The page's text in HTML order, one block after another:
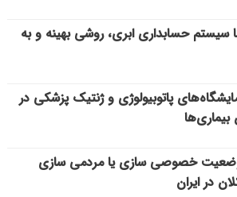
سیستم حسابداری ابری، روشی بهینه و به
پاتوبیولوژی و ژنتیک پزشکی در
خصوصی سازی یا مردمی سازی
در ایران